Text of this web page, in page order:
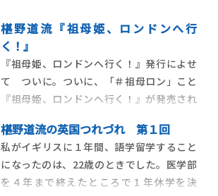
椹野道流『祖母姫、ロンドンへ行
く！』
『祖母姫、ロンドンへ行く！』発行によせ
て ついに。ついに、「＃祖母ロン」こと
『祖母姫、ロンドンへ行く！』が発売され
ンドンを旅したときの、珍道中の記録で
す。そもそものきっかけは、「ステキブンゲ
イ」さんのウェブサイトで、エッセイの連
載コーナーをいただいたこと。ずっとエッ
椹野道流の英国つれづれ 第１回
私がイギリスに１年間、語学留学すること
になったのは、22歳のときでした。医学部
を４年まで終えたところで１年休学を決